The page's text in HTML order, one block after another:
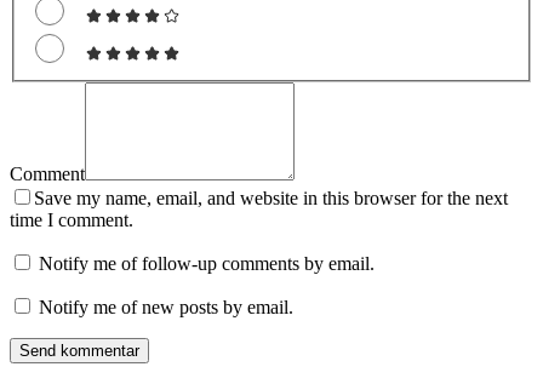
Comment
Save my name, email, and website in this browser for the next
time I comment.
Notify me of follow-up comments by email.
Notify me of new posts by email.